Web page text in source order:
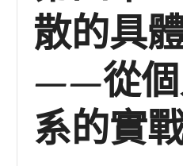
散的具
——從個
系的實